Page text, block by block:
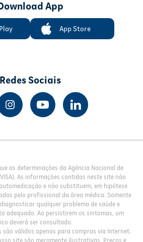
App
App Store
Redes Sociais
as determinações da Agência Nacional de
As informações contidas neste site não
e não substituem, em hipótese
pelo profissional da área médica. Somente
qualquer problema de saúde e
adequado. Ao persistirem os sintomas, um
deverá ser consultado.
são válidos apenas para compras via Internet.
site são meramente ilustrativas. Preços e